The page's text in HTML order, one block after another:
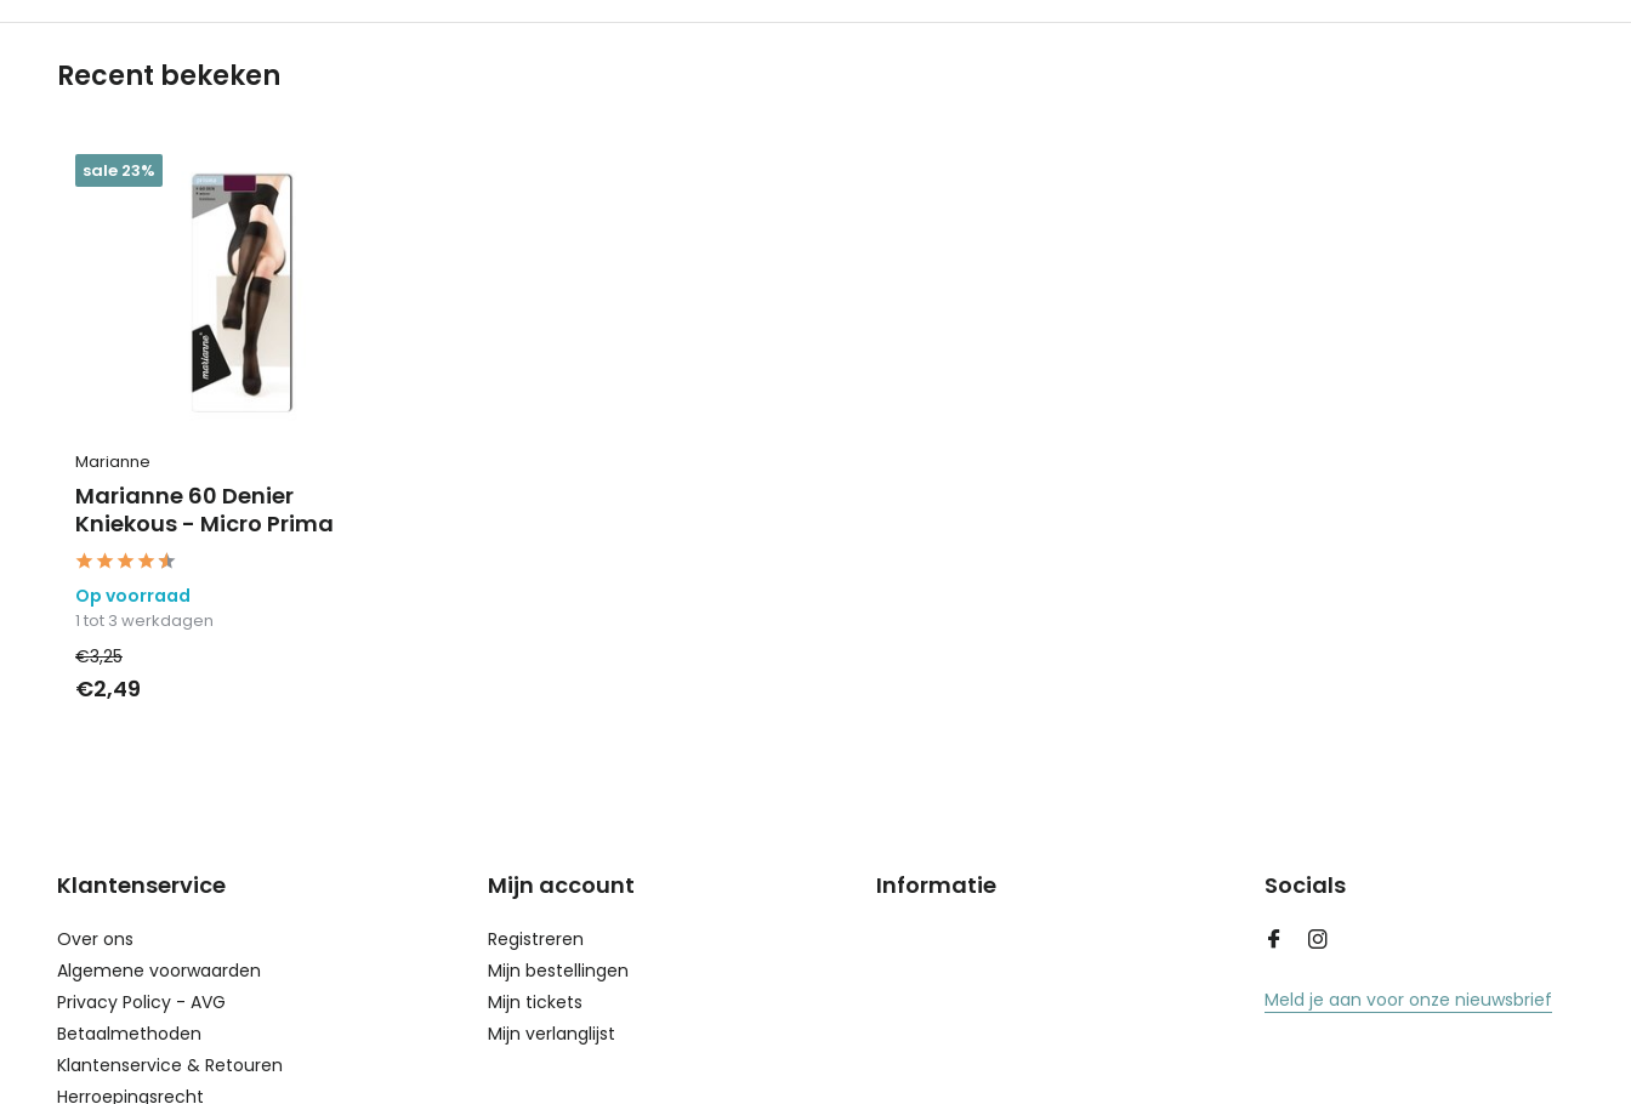
Recent bekeken
sale 23%
Marianne
Marianne 60 Denier
Kniekous - Micro Prima
Op voorraad
1 tot 3 werkdagen
€3,25
€2,49
Klantenservice
Over ons
Algemene voorwaarden
Privacy Policy - AVG
Betaalmethoden
Klantenservice & Retouren
Herroepingsrecht
Mijn account
Registreren
Mijn bestellingen
Mijn tickets
Mijn verlanglijst
Informatie Socials
Meld je aan voor onze nieuwsbrief